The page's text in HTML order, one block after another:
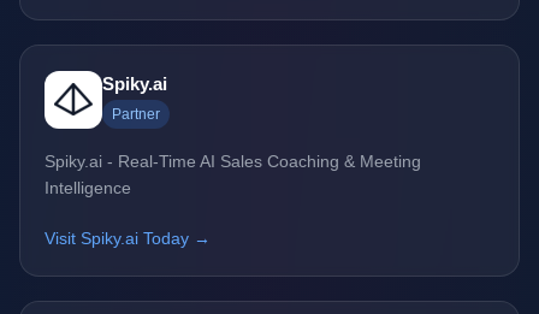
Spiky.ai
Partner
Spiky.ai - Real-Time AI Sales Coaching & Meeting
Intelligence
Visit Spiky.ai Today →